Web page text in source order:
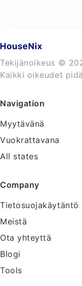
Tekijänoikeus ©
Kaikki oikeudet
Navigation
Myytävänä
Vuokrattavana
All states
Company
Tietosuojakäytäntö
Meistä
Ota yhteyttä
Blogi
Tools